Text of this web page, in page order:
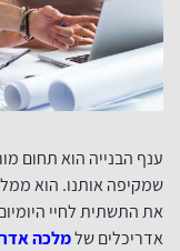
ענף הבנייה הוא תחום
שמקיפה אותנו. הוא
את התשתית לחיי
אדריכלים שלמלכה